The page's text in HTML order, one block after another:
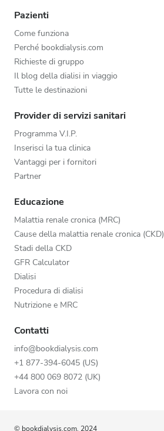
Pazienti
Come funziona
Perché bookdialysis.com
Richieste di gruppo
Il blog della dialisi in viaggio
Tutte le destinazioni
Provider di servizi sanitari
Programma V.I.P.
Inserisci la tua clinica
Vantaggi per i fornitori
Partner
Educazione
Malattia renale cronica (MRC)
Cause della malattia renale cronica (CKD)
Stadi della CKD
GFR Calculator
Dialisi
Procedura di dialisi
Nutrizione e MRC
Contatti
info@bookdialysis.com
+1 877-394-6045 (US)
+44 800 069 8072 (UK)
Lavora con noi
© bookdialysis.com, 2024